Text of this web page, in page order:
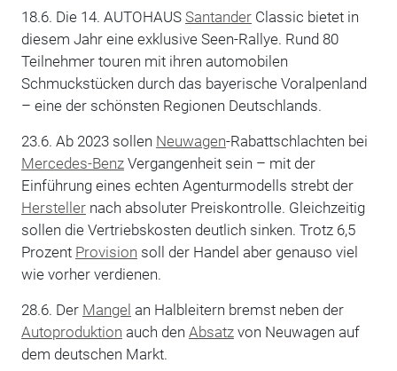
18.6. Die 14. AUTOHAUS SantanderClassic bietet in
diesem Jahr eine exklusive Seen-Rallye. Rund 80
Teilnehmer touren mit ihren automobilen
Schmuckstücken durch das bayerische Voralpenland
– eine der schönsten Regionen Deutschlands.
23.6. Ab 2023 sollen Neuwagen-Rabattschlachten bei
Mercedes-BenzVergangenheit sein – mit der
Einführung eines echten Agenturmodells strebt der
Herstellernach absoluter Preiskontrolle. Gleichzeitig
sollen die Vertriebskosten deutlich sinken. Trotz 6,5
Prozent Provision soll der Handel aber genauso viel
wie vorher verdienen.
28.6. Der Mangel an Halbleitern bremst neben der
Autoproduktion auch den Absatzvon Neuwagen auf
dem deutschen Markt.